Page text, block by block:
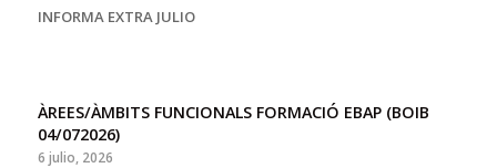
INFORMA EXTRA JULIO
ÀREES/ÀMBITS FUNCIONALS FORMACIÓ EBAP (BOIB
04/072026)
6 julio, 2026